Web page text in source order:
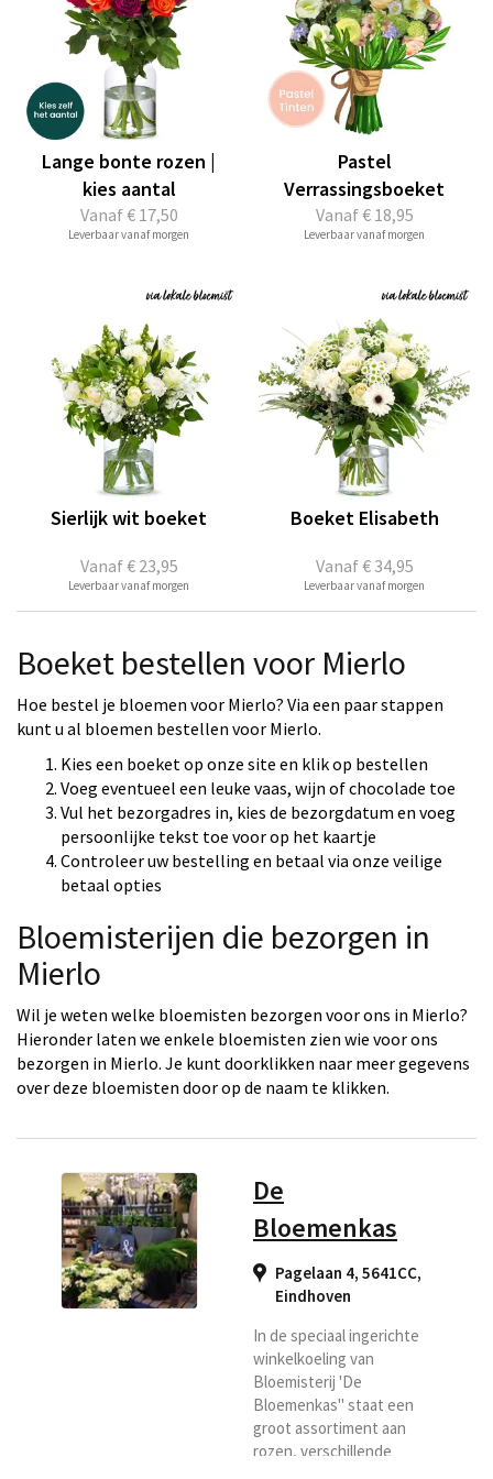
Vanaf€ 17,50
Lange bonte rozen |
kies aantal
Leverbaar vanaf morgen
Vanaf€ 18,95
Pastel
Verrassingsboeket
Leverbaar vanaf morgen
Vanaf€ 23,95
Sierlijk wit boeket
Leverbaar vanaf morgen
Vanaf€ 34,95
Boeket Elisabeth
Leverbaar vanaf morgen
Boeket bestellen voor Mierlo
Hoe bestel je bloemen voor Mierlo? Via een paar stappen
kunt u al bloemen bestellen voor Mierlo.
Kies een boeket op onze site en klik op bestellen
Voeg eventueel een leuke vaas, wijn of chocolade toe
Vul het bezorgadres in, kies de bezorgdatum en voeg
persoonlijke tekst toe voor op het kaartje
Controleer uw bestelling en betaal via onze veilige
betaal opties
Bloemisterijen die bezorgen in
Mierlo
Wil je weten welke bloemisten bezorgen voor ons in Mierlo?
Hieronder laten we enkele bloemisten zien wie voor ons
bezorgen in Mierlo. Je kunt doorklikken naar meer gegevens
over deze bloemisten door op de naam te klikken.
De
Bloemenkas
Pagelaan 4, 5641CC,
Eindhoven
In de speciaal ingerichte
winkelkoeling van
Bloemisterij 'De
Bloemenkas" staat een
groot assortiment aan
rozen, verschillende